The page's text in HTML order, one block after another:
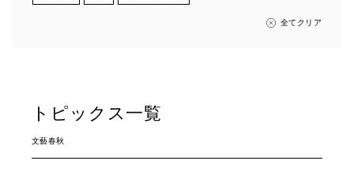
全てクリア
トピックス一覧
文藝春秋